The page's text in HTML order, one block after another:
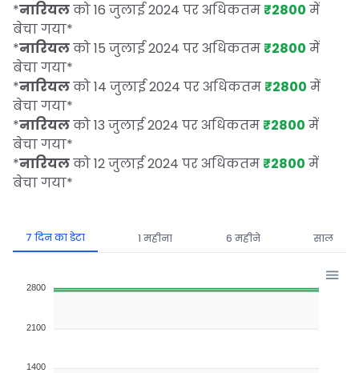
*नारियलको 16 जुलाई 2024 पर अधिकतम ₹2800 में
बेचा गया*
*नारियलको 15 जुलाई 2024 पर अधिकतम ₹2800 में
बेचा गया*
*नारियलको 14 जुलाई 2024 पर अधिकतम ₹2800 में
बेचा गया*
*नारियलको 13 जुलाई 2024 पर अधिकतम ₹2800 में
बेचा गया*
*नारियलको 12 जुलाई 2024 पर अधिकतम ₹2800 में
बेचा गया*
7 दिन का डेटा 1 महीना 6 महीने साल
2800
2100
1400